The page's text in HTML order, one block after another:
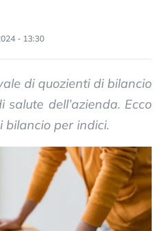
- 13:30
di quozienti di bilancio
dell’azienda. Ecco
bilancio per indici.